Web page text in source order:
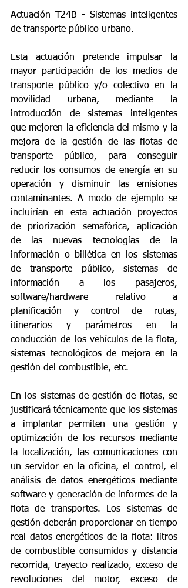
Actuación T24B - Sistemas inteligentes
de transporte público urbano.
Esta actuación pretende impulsar la
mayor participación de los medios de
transporte público y/o colectivo en la
movilidad urbana, mediante la
introducción de sistemas inteligentes
que mejoren la eficiencia del mismo y la
mejora de la gestión de las flotas de
transporte público, para conseguir
reducir los consumos de energía en su
operación y disminuir las emisiones
contaminantes. A modo de ejemplo se
incluirían en esta actuación proyectos
de priorización semafórica, aplicación
de las nuevas tecnologías de la
información o billética en los sistemas
de transporte público, sistemas de
información a los pasajeros,
software/hardware relativo a
planificación y control de rutas,
itinerarios y parámetros en la
conducción de los vehículos de la flota,
sistemas tecnológicos de mejora en la
gestión del combustible, etc.
En los sistemas de gestión de flotas, se
justificará técnicamente que los sistemas
a implantar permiten una gestión y
optimización de los recursos mediante
la localización, las comunicaciones con
un servidor en la oficina, el control, el
análisis de datos energéticos mediante
software y generación de informes de la
flota de transportes. Los sistemas de
gestión deberán proporcionar en tiempo
real datos energéticos de la flota: litros
de combustible consumidos y distancia
recorrida, trayecto realizado, exceso de
revoluciones del motor, exceso de